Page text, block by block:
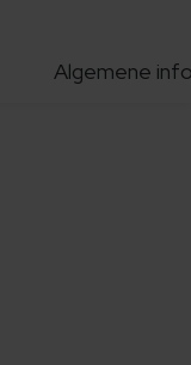
Algemene